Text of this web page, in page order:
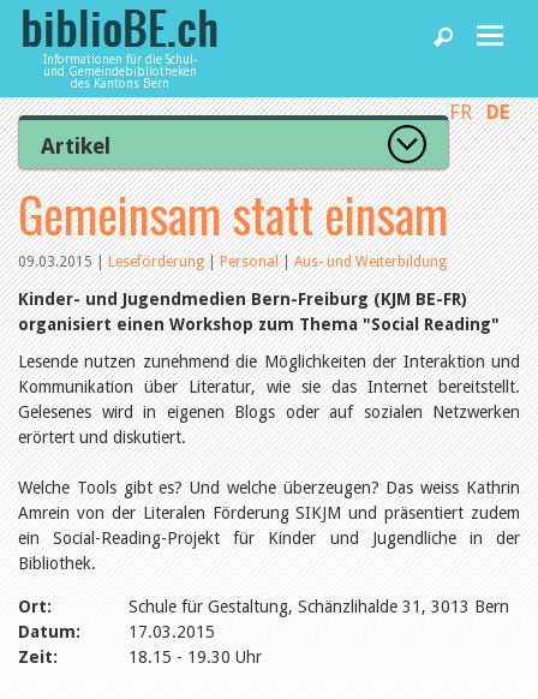
Informationen für die Schul-
und Gemeindebibliotheken
des Kantons Bern
Home
News und Fachbeiträge
Bibliotheken
Agenda
Dienstleistungen
biblioBE nutzen
FR DE
Artikel
Zur Artikelübersicht
Lesenswert
Gut bewertet
Kategorien
Aus dem Amt für Kultur
Aus der Kommission
Aus den Bibliotheken
Organisation
Raum und Infrastruktur
Bestand
Benutzung
Finanzen
Personal
Qualitätsmanagement
Recht und Politik
Öffentlichkeitsarbeit
Leseförderung
Verschiedenes
Lesetipps
Tags
Gemeinsam statt einsam
09.03.2015|Leseförderung|Personal|Aus- und Weiterbildung
Kinder- und Jugendmedien Bern-Freiburg (KJM BE-FR)
organisiert einen Workshop zum Thema "Social Reading"
Lesende nutzen zunehmend die Möglichkeiten der Interaktion und
Kommunikation über Literatur, wie sie das Internet bereitstellt.
Gelesenes wird in eigenen Blogs oder auf sozialen Netzwerken
erörtert und diskutiert.
Welche Tools gibt es? Und welche überzeugen? Das weiss Kathrin
Amrein von der Literalen Förderung SIKJM und präsentiert zudem
ein Social-Reading-Projekt für Kinder und Jugendliche in der
Bibliothek.
Ort:
Schule für Gestaltung, Schänzlihalde 31, 3013 Bern
Datum:
17.03.2015
Zeit:
18.15 - 19.30 Uhr